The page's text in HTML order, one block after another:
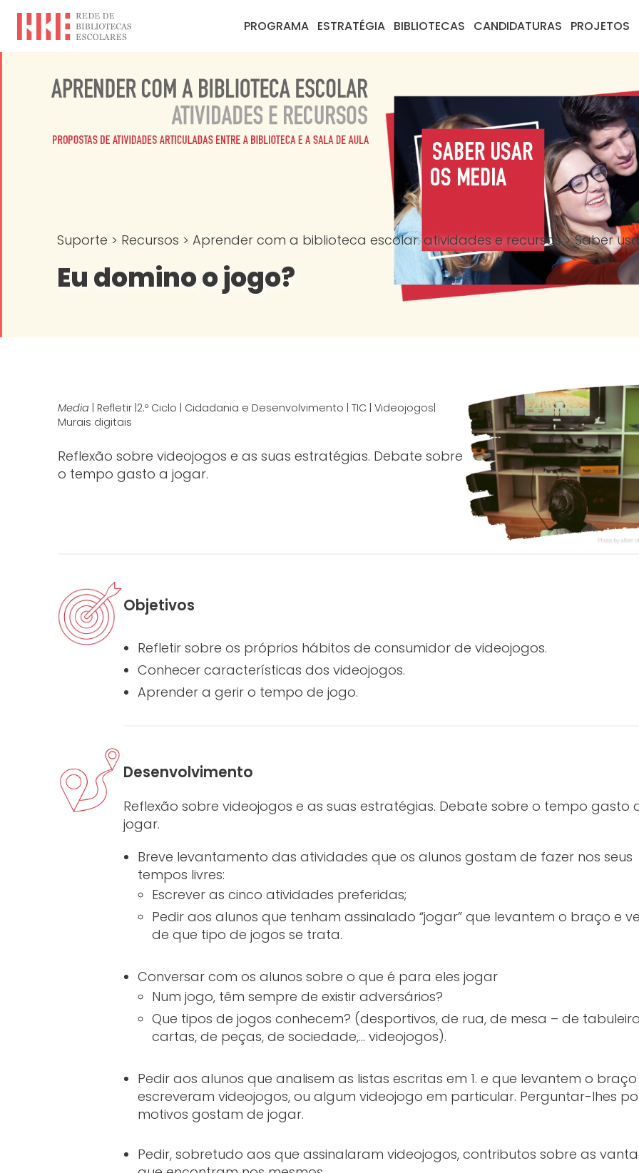
PROGRAMA ESTRATÉGIA BIBLIOTECAS CANDIDATURAS PROJETOS
Suporte > Recursos > Aprender com a biblioteca escolar: atividades e recursos>Saber
Eu domino o jogo?
Media | Refletir |2.º Ciclo | Cidadania e Desenvolvimento | TIC | Videojogos|
Murais digitais
Reflexão sobre videojogos e as suas estratégias. Debate sobre
o tempo gasto a jogar.
Objetivos
Refletir sobre os próprios hábitos de consumidor de videojogos.
Conhecer características dos videojogos.
Aprender a gerir o tempo de jogo.
Desenvolvimento
Reflexão sobre videojogos e as suas estratégias. Debate sobre o tempo gasto
jogar.
Breve levantamento das atividades que os alunos gostam de fazer nos seus
tempos livres:
Escrever as cinco atividades preferidas;
Pedir aos alunos que tenham assinalado “jogar” que levantem o braço e
de que tipo de jogos se trata.
Conversar com os alunos sobre o que é para eles jogar
Num jogo, têm sempre de existir adversários?
Que tipos de jogos conhecem? (desportivos, de rua, de mesa – de
cartas, de peças, de sociedade,… videojogos).
Pedir aos alunos que analisem as listas escritas em 1. e que levantem o braço
escreveram videojogos, ou algum videojogo em particular. Perguntar-lhes
motivos gostam de jogar.
Pedir, sobretudo aos que assinalaram videojogos, contributos sobre as